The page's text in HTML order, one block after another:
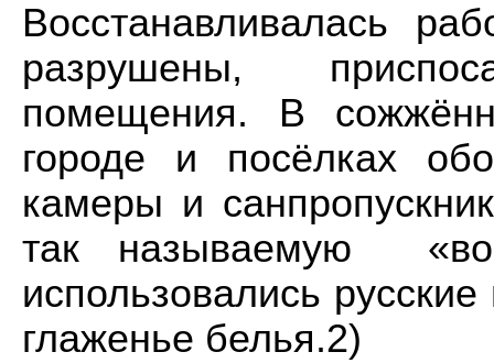
Восстанавливалась
разрушены,
помещения. В
городе и посёлках
камеры и
так называемую
использовались
глаженье белья.2)